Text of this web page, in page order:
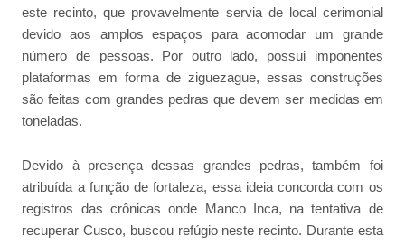
este recinto, que provavelmente servia de local cerimonial
devido aos amplos espaços para acomodar um grande
número de pessoas. Por outro lado, possui imponentes
plataformas em forma de ziguezague, essas construções
são feitas com grandes pedras que devem ser medidas em
toneladas.
Devido à presença dessas grandes pedras, também foi
atribuída a função de fortaleza, essa ideia concorda com os
registros das crônicas onde Manco Inca, na tentativa de
recuperar Cusco, buscou refúgio neste recinto. Durante esta